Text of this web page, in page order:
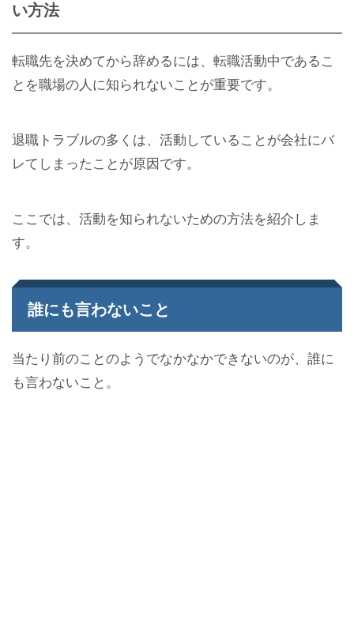
い方法
転職先を決めてから辞めるには、転職活動中であるこ
とを職場の人に知られないことが重要です。
退職トラブルの多くは、活動していることが会社にバ
レてしまったことが原因です。
ここでは、活動を知られないための方法を紹介しま
す。
誰にも言わないこと
当たり前のことのようでなかなかできないのが、誰に
も言わないこと。